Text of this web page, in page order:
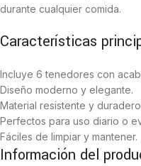
durante cualquier comida.
Características
Incluye 6 tenedores con
Diseño moderno y elegante.
Material resistente y
Perfectos para uso diario o
Fáciles de limpiar y mantener.
Información del